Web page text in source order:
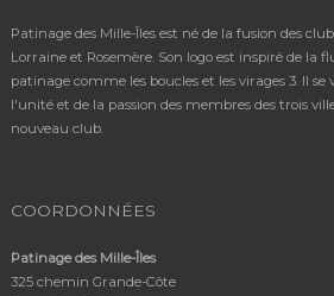
Patinage des Mille-Îles est né de la fusion des
Lorraine et Rosemère. Son logo est inspiré de la
patinage comme les boucles et les virages 3. Il
l'unité et de la passion des membres des trois
nouveau club.
COORDONNÉES
Patinage des Mille-Îles
325 chemin Grande-Côte